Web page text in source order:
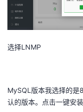
选择LNMP
MySQL版本我选择的是
认的版本。点击一键安